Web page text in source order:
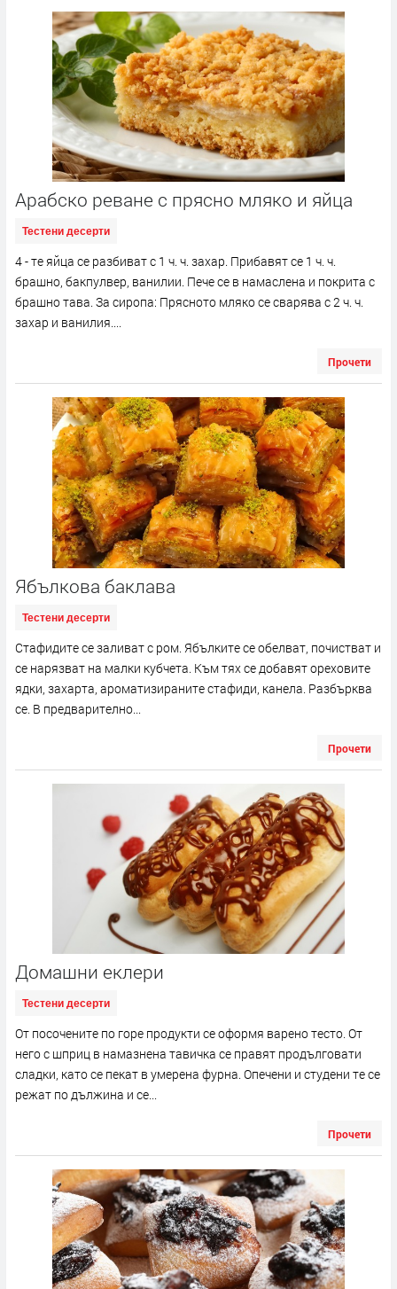
Арабско реване с прясно мляко и яйца
Тестени десерти
4 - те яйца се разбиват с 1 ч. ч. захар. Прибавят се 1 ч. ч.
брашно, бакпулвер, ванилии. Пече се в намаслена и покрита с
брашно тава. За сиропа: Прясното мляко се сварява с 2 ч. ч.
захар и ванилия....
Прочети
Ябълкова баклава
Тестени десерти
Стафидите се заливат с ром. Ябълките се обелват, почистват и
се нарязват на малки кубчета. Към тях се добавят ореховите
ядки, захарта, ароматизираните стафиди, канела. Разбърква
се. В предварително...
Прочети
Домашни еклери
Тестени десерти
От посочените по горе продукти се оформя варено тесто. От
него с шприц в намазнена тавичка се правят продълговати
сладки, като се пекат в умерена фурна. Опечени и студени те се
режат по дължина и се...
Прочети